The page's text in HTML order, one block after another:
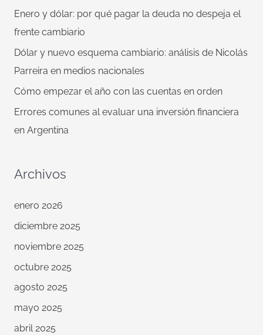
Enero y dólar: por qué pagar la deuda no despeja el
frente cambiario
Dólar y nuevo esquema cambiario: análisis de Nicolás
Parreira en medios nacionales
Cómo empezar el año con las cuentas en orden
Errores comunes al evaluar una inversión financiera
en Argentina
Archivos
enero 2026
diciembre 2025
noviembre 2025
octubre 2025
agosto 2025
mayo 2025
abril 2025